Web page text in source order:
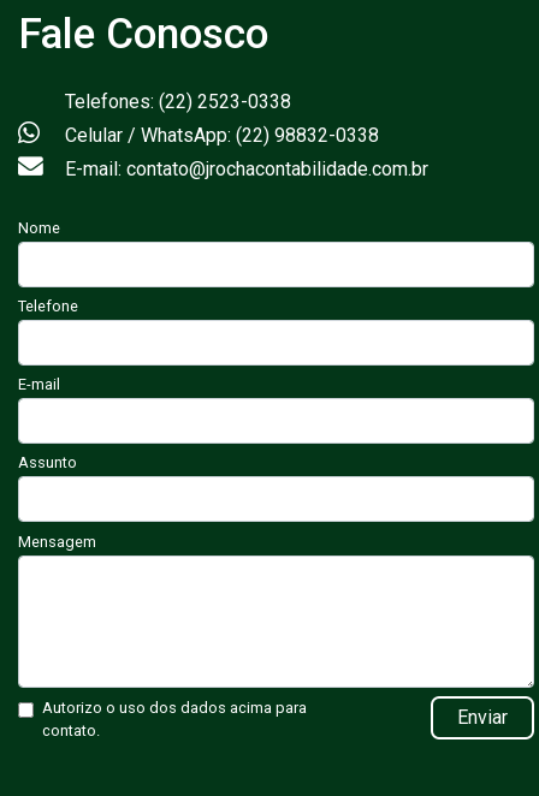
Fale Conosco
Telefones: (22) 2523-0338
Celular / WhatsApp: (22) 98832-0338
E-mail: contato@jrochacontabilidade.com.br
Nome
Telefone
E-mail
Assunto
Mensagem
Autorizo o uso dos dados acima para
contato.
Enviar